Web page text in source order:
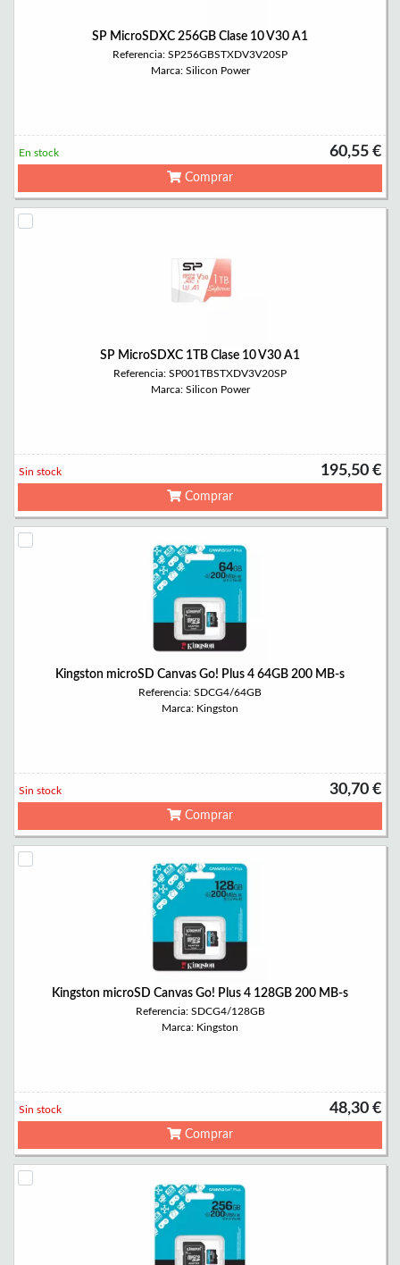
SP MicroSDXC 256GB Clase 10 V30 A1
Referencia: SP256GBSTXDV3V20SP
Marca: Silicon Power
60,55 €
En stock
Comprar
SP MicroSDXC 1TB Clase 10 V30 A1
Referencia: SP001TBSTXDV3V20SP
Marca: Silicon Power
195,50 €
Sin stock
Comprar
Kingston microSD Canvas Go! Plus 4 64GB 200 MB-s
Referencia: SDCG4/64GB
Marca: Kingston
30,70 €
Sin stock
Comprar
Kingston microSD Canvas Go! Plus 4 128GB 200 MB-s
Referencia: SDCG4/128GB
Marca: Kingston
48,30 €
Sin stock
Comprar